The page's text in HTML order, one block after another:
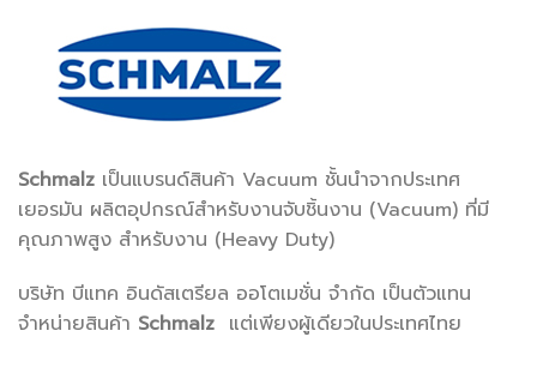
Schmalz เป็นแบรนด์สินค้า Vacuum ชั้นนำจากประเทศ
เยอรมัน ผลิตอุปกรณ์สำหรับงานจับชิ้นงาน (Vacuum) ที่มี
คุณภาพสูง สำหรับงาน (Heavy Duty)
บริษัท บีแทค อินดัสเตรียล ออโตเมชั่น จำกัด เป็นตัวแทน
จำหน่ายสินค้า Schmalz แต่เพียงผู้เดียวในประเทศไทย